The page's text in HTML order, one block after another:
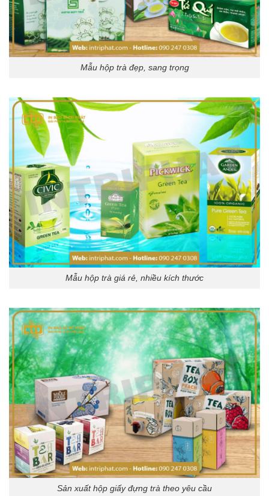
Mẫu hộp trà đẹp, sang trọng
Mẫu hộp trà giá rẻ, nhiều kích thước
Sản xuất hộp giấy đựng trà theo yêu cầu